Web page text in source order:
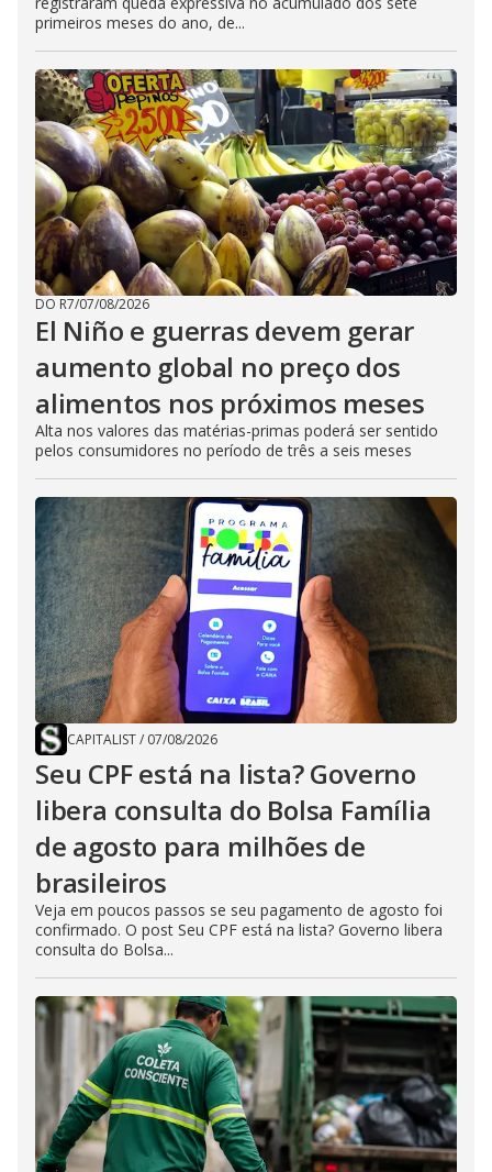
primeiros meses do ano, de...
DO R7/07/08/2026
El Niño e guerras devem gerar
aumento global no preço dos
alimentos nos próximos meses
Alta nos valores das matérias-primas poderá ser sentido
pelos consumidores no período de três a seis meses
CAPITALIST/ 07/08/2026
Seu CPF está na lista? Governo
libera consulta do Bolsa Família
de agosto para milhões de
brasileiros
Veja em poucos passos se seu pagamento de agosto foi
confirmado. O post Seu CPF está na lista? Governo libera
consulta do Bolsa...